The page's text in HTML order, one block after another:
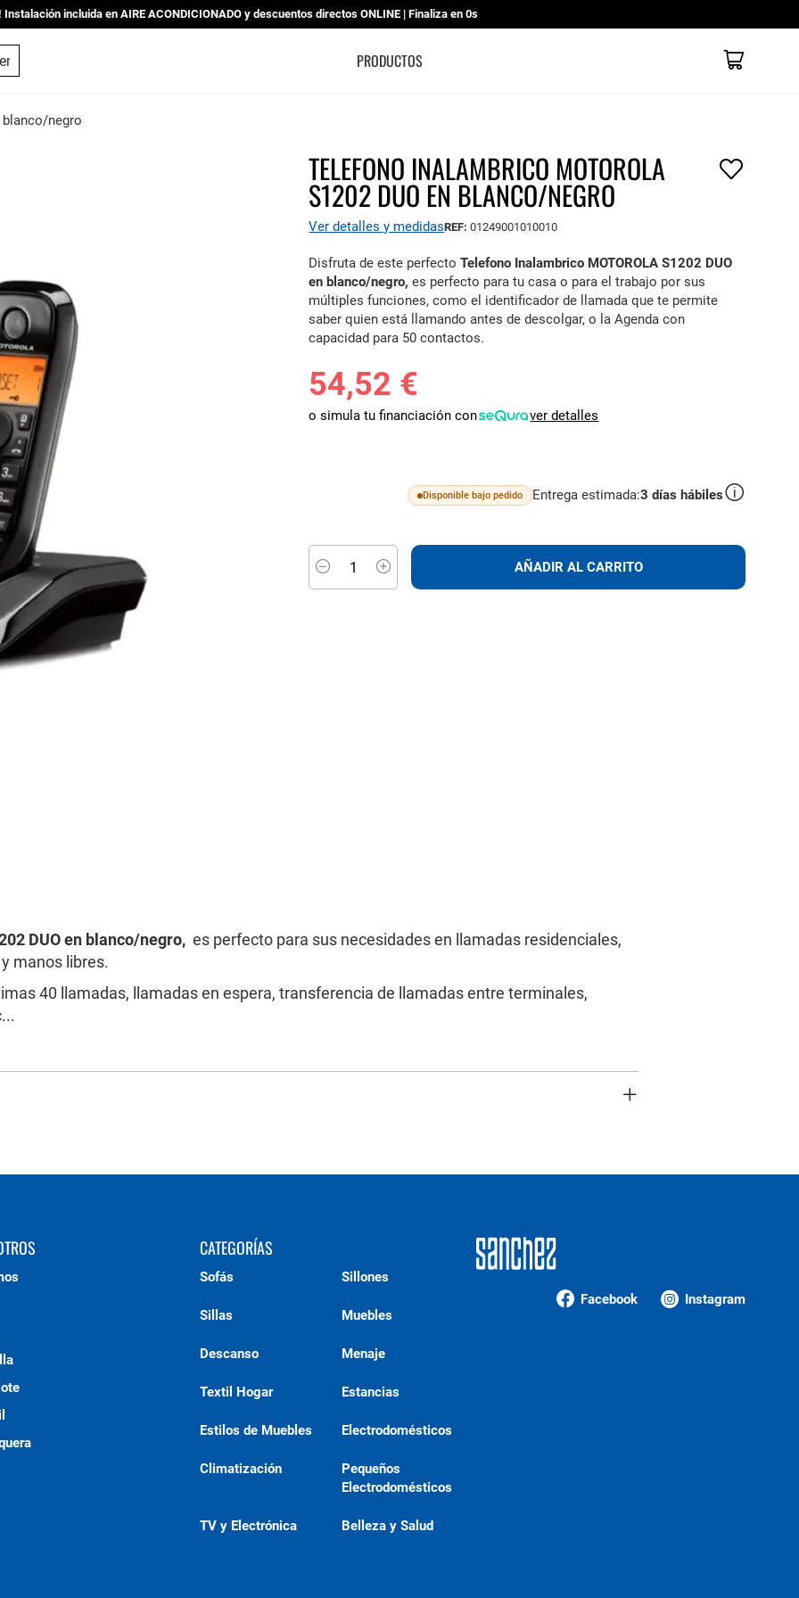
Instalación incluida en AIRE ACONDICIONADO y descuentos directos ONLINE | Finaliza en 0s
PRODUCTOS
blanco/negro
TELEFONO INALAMBRICO MOTOROLA
S1202 DUO EN BLANCO/NEGRO
Ver detalles y medidasREF: 01249001010010
Disfruta de este perfecto Telefono Inalambrico MOTOROLA S1202 DUO
en blanco/negro,es perfecto para tu casa o para el trabajo por sus
múltiples funciones, como el identificador de llamada que te permite
saber quien está llamando antes de descolgar, o la Agenda con
capacidad para 50 contactos.
54,52 €
o simula tu financiación con ver detalles
Minus AÑADIR AL CARRITO
Disponible bajo pedido Entrega estimada:3 días hábiles
DUO en blanco/negro, es perfecto para sus necesidades en llamadas residenciales,
manos libres.
40 llamadas, llamadas en espera, transferencia de llamadas entre terminales,
Facebook Instagram
CATEGORÍAS
Sofás Sillones
Sillas Muebles
Descanso Menaje
Textil Hogar Estancias
Estilos de Muebles Electrodomésticos
Climatización
Pequeños
Electrodomésticos
TV y Electrónica Belleza y Salud